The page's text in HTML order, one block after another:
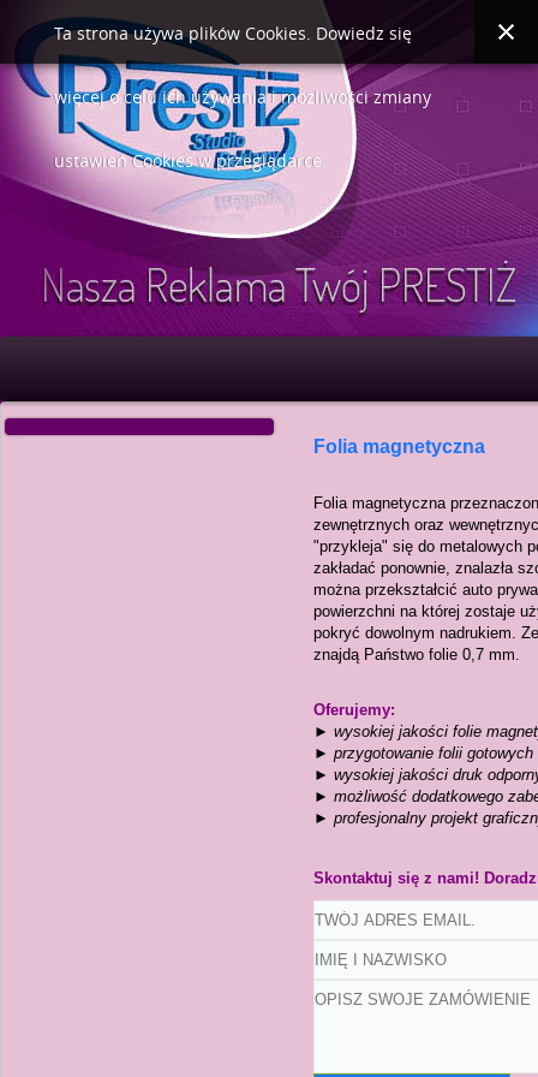
Folia magnetyczna
Folia magnetyczna
zewnętrznych oraz
"przykleja" się do metalowych
zakładać ponownie, znalazła
można przekształcić auto
powierzchni na której zostaje
pokryć dowolnym nadrukiem.
znajdą Państwo folie 0,7 mm.
Oferujemy:
► wysokiej jakości folie
► przygotowanie folii gotowych
► wysokiej jakości druk
► możliwość dodatkowego
► profesjonalny projekt
Skontaktuj się z nami!
Ta strona używa plików Cookies. Dowiedz się
więcej o celu ich używania i możliwości zmiany
ustawień Cookies w przeglądarce.